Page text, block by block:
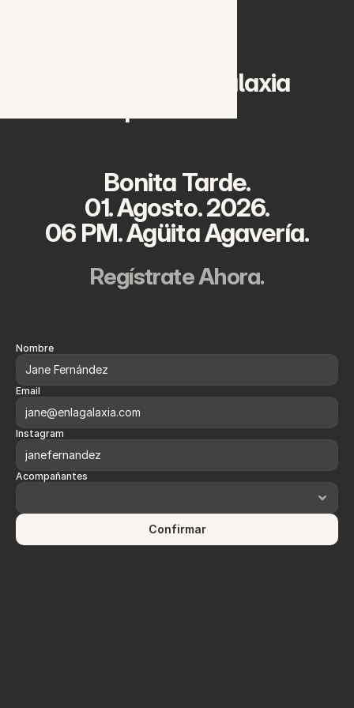
Nombre
Email
Instagram
Acompañantes
Confirmar
Regístrate Ahora.
Alnath En La Galaxia
Bonita Tarde.
01. Agosto. 2026.
06 PM. Agüita Agavería.